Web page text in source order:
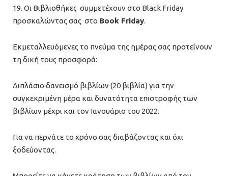
19. Οι Βιβλιοθήκες συμμετέχουν στο Black Friday
προσκαλώντας σας στο Book Friday.
Εκμεταλλευόμενες το πνεύμα της ημέρας σας προτείνουν
τη δική τους προσφορά:
Διπλάσιο δανεισμό βιβλίων (20 βιβλία) για την
συγκεκριμένη μέρα και δυνατότητα επιστροφής των
βιβλίων μέχρι και τον Ιανουάριο του 2022.
Για να περνάτε το χρόνο σας διαβάζοντας και όχι
ξοδεύοντας.